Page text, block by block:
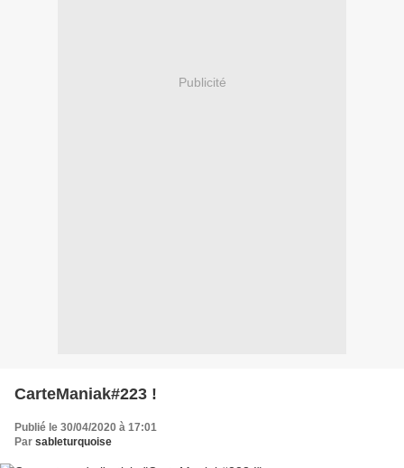
Publicité
CarteManiak#223 !
Publié le 30/04/2020 à 17:01
Par sableturquoise